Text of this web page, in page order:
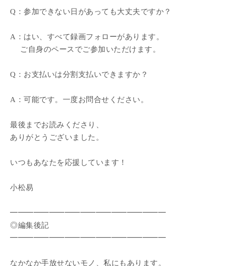
Q：参加できない日があっても大丈夫ですか？
A：はい、すべて録画フォローがあります。
ご自身のペースでご参加いただけます。
Q：お支払いは分割支払いできますか？
A：可能です。一度お問合せください。
最後までお読みくださり、
ありがとうございました。
いつもあなたを応援しています！
小松易
━━━━━━━━━━━━━━━━━━━━
◎編集後記
━━━━━━━━━━━━━━━━━━━━
なかなか手放せないモノ、私にもあります。